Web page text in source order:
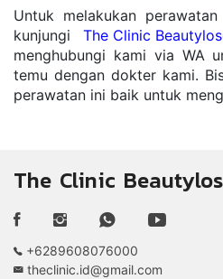
Untuk melakukan
kunjungi The Clinic
menghubungi kami via WA
temu dengan dokter kami.
perawatan ini baik untuk
The Clinic
+6289608076000
theclinic.id@gmail.com